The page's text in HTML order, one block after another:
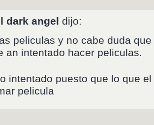
dark angel dijo:
peliculas y no cabe duda
an intentado hacer peliculas.
intentado puesto que lo que
pelicula